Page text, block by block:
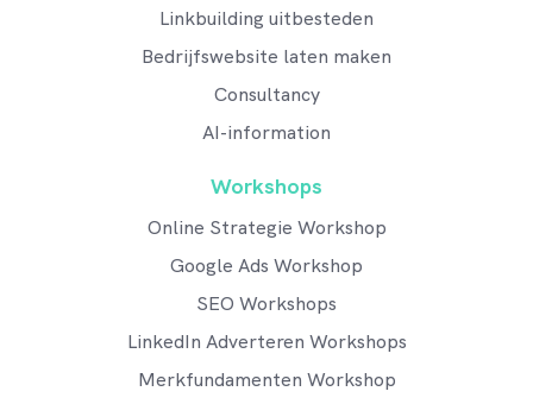
Linkbuilding uitbesteden
Bedrijfswebsite laten maken
Consultancy
AI-information
Workshops
Online Strategie Workshop
Google Ads Workshop
SEO Workshops
LinkedIn Adverteren Workshops
Merkfundamenten Workshop